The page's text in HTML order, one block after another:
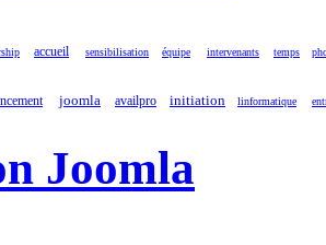
accueil sensibilisation équipe intervenants temps
joomla availpro initiation linformatique
Joomla